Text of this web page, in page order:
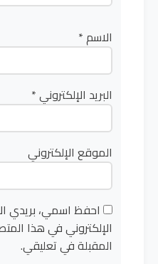
الاسم*
البريد الإلكتروني*
الموقع الإلكتروني
احفظ اسمي، بريدي
الإلكتروني في هذا
المقبلة في تعليقي.